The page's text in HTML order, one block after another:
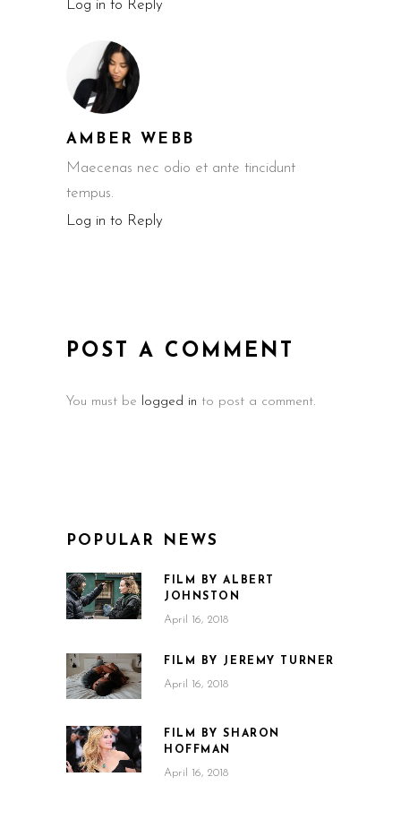
Log in to Reply
AMBER WEBB
Maecenas nec odio et ante tincidunt
tempus.
Log in to Reply
POST A COMMENT
You must be logged in to post a comment.
POPULAR NEWS
FILM BY ALBERT
JOHNSTON
April 16, 2018
FILM BY JEREMY TURNER
April 16, 2018
FILM BY SHARON
HOFFMAN
April 16, 2018